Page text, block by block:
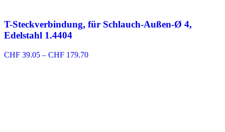
T-Steckverbindung, für Schlauch-Außen-Ø 4,
Edelstahl 1.4404
CHF 39.05 – CHF 179.70Preisspanne: